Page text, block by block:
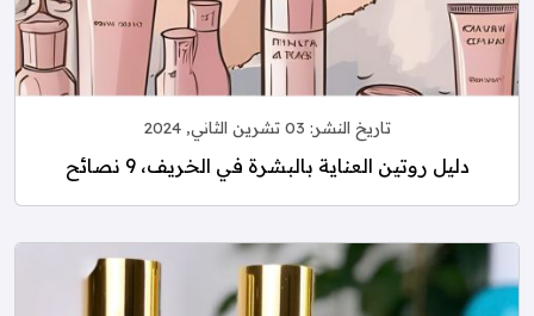
تاريخ النشر: 03 تشرين الثاني, 2024
دليل روتين العناية بالبشرة في الخريف، 9 نصائح